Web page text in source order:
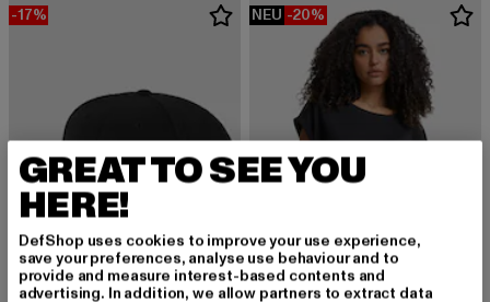
-17% NEU -20%
GREAT TO SEE YOU
HERE!
DefShop uses cookies to improve your use experience,
save your preferences, analyse use behaviour and to
provide and measure interest-based contents and
advertising. In addition, we allow partners to extract data